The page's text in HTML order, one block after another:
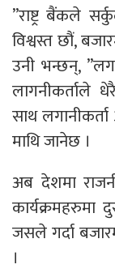
”राष्ट्र बैंकले
विश्वस्त छौं,
उनी भन्छन्,
लागनीकर्ताले
साथ
माथि जानेछ ।
अब देशमा
कार्यक्रमहरुमा
जसले गर्दा
।